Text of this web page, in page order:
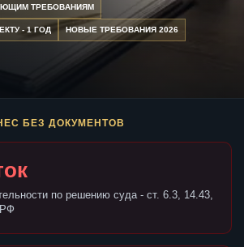
ТРЕБОВАНИЯМ
- 1 ГОД НОВЫЕ ТРЕБОВАНИЯ 2026
БЕЗ ДОКУМЕНТОВ
по решению суда - ст. 6.3, 14.43,